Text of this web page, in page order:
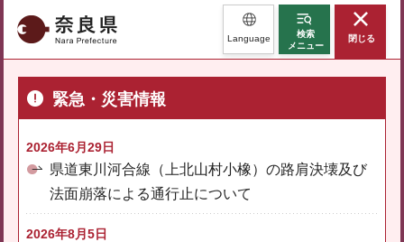
奈良県 Language
検索
メニュー
閉じる
緊急・災害情報
2026年6月29日
県道東川河合線（上北山村小橡）の路肩決壊及び
法面崩落による通行止について
2026年8月5日